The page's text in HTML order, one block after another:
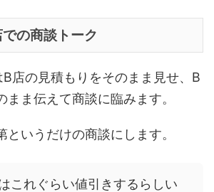
の商談トーク
B店の見積もりをそのまま見せ、B
まま伝えて商談に臨みます。
というだけの商談にします。
これぐらい値引きするらしい